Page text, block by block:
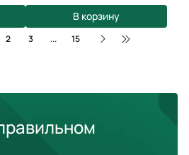
В корзину
2 3 ... 15